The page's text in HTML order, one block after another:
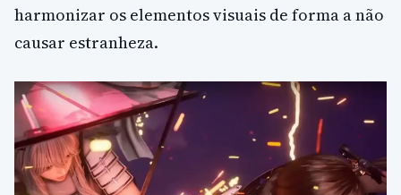
harmonizar os elementos visuais de forma a não
causar estranheza.